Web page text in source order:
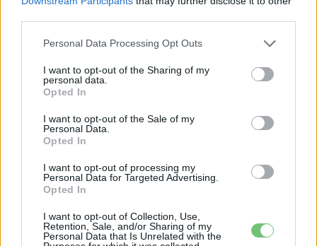
Personal Data Processing Opt Outs
I want to opt-out of the Sharing of my
personal data.
Opted In
I want to opt-out of the Sale of my
Personal Data.
Opted In
I want to opt-out of processing my
Personal Data for Targeted Advertising.
Opted In
I want to opt-out of Collection, Use,
Retention, Sale, and/or Sharing of my
Personal Data that Is Unrelated with the
A Hyundai vezetésének üzenete
„Négy év kihagyás után visszatérni az IAA Mobilityre igazi
mérföldkő, és egy ilyen alkalomhoz mérföldkőnek számító